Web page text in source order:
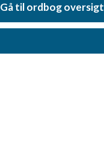
Gå til ordbog oversigt